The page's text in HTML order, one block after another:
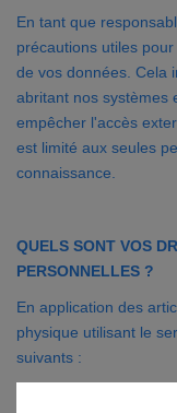
En tant que
précautions utiles
de vos données. Cela
abritant nos systèmes
empêcher l'accès
est limité aux seules
connaissance.
QUELS SONT VOS
PERSONNELLES ?
En application des
physique utilisant le
suivants :